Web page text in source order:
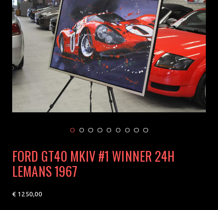
FORD GT40 MKIV #1 WINNER 24H
LEMANS 1967
1250